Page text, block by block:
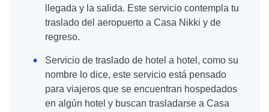
llegada y la salida. Este servicio contempla tu
traslado del aeropuerto a Casa Nikki y de
regreso.
Servicio de traslado de hotel a hotel, como su
nombre lo dice, este servicio está pensado
para viajeros que se encuentran hospedados
en algún hotel y buscan trasladarse a Casa